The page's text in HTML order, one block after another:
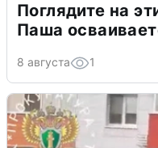
Поглядите на
Паша
8 августа 1